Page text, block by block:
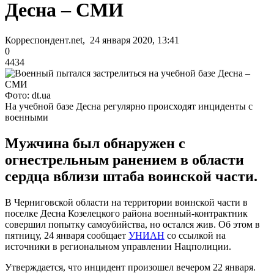
Десна – СМИ
Корреспондент.net, 24 января 2020, 13:41
0
4434
Фото: dt.ua
На учебной базе Десна регулярно происходят инциденты с
военными
Мужчина был обнаружен с
огнестрельным ранением в области
сердца вблизи штаба воинской части.
В Черниговской области на территории воинской части в
поселке Десна Козелецкого района военный-контрактник
совершил попытку самоубийства, но остался жив. Об этом в
пятницу, 24 января сообщает УНИАН со ссылкой на
источники в региональном управлении Нацполиции.
Утверждается, что инцидент произошел вечером 22 января.